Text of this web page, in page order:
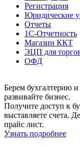
Регистрация
Юридические
Отчеты
1С-Отчетность
Магазин ККТ
ЭЦП для
ОФД
Берем бухгалтерию
развивайте бизнес.
Получите доступ к
выставляете счета.
прайс лист.
Узнать подробнее